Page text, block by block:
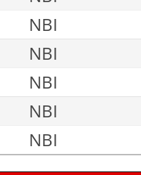
NBI
NBI
NBI
NBI
NBI